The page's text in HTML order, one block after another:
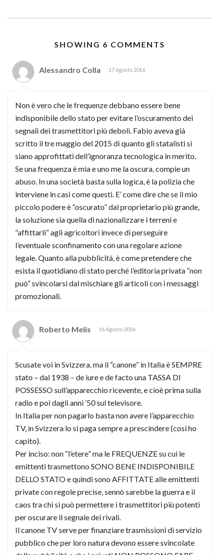
SHOWING 6 COMMENTS
Alessandro Colla 17 Agosto 2016
Non è vero che le frequenze debbano essere bene
indisponibile dello stato per evitare l’oscuramento dei
segnali dei trasmettitori più deboli. Fabio aveva già
scritto il tre maggio del 2015 di quanto gli statalisti si
siano approfittati dell’ignoranza tecnologica in merito.
Se una frequenza è mia e uno me la oscura, compie un
abuso. In una società basta sulla logica, è la polizia che
interviene in casi come questi. E’ come dire che se il mio
piccolo podere è “oscurato” dal proprietario più grande,
la soluzione sia quella di nazionalizzare i terreni e
“affittarli” agli agricoltori invece di perseguire
l’eventuale sconfinamento con una regolare azione
legale. Quanto alla pubblicità, è come pretendere che
esista il quotidiano di stato perché l’editoria privata “non
può” svincolarsi dal mischiare gli articoli con i messaggi
promozionali.
Roberto Melis 16 Agosto 2016
Scusate voi in Svizzera, ma il “canone” in Italia è SEMPRE
stato – dal 1938 – de iure e de facto una TASSA DI
POSSESSO sull’apparecchio ricevente, e cioè prima sulla
radio e poi dagli anni ’50 sul televisore.
In Italia per non pagarlo basta non avere l’apparecchio
TV, in Svizzera lo si paga sempre a prescindere (così ho
capito).
Per inciso: non “l’etere” ma le FREQUENZE su cui le
emittenti trasmettono SONO BENE INDISPONIBILE
DELLO STATO e quindi sono AFFITTATE alle emittenti
private con regole precise, sennò sarebbe la guerra e il
caos tra chi si può permettere i trasmettitori più potenti
per oscurare il segnale dei rivali.
Il canone TV serve per finanziare trasmissioni di servizio
pubblico che per loro natura devono essere svincolate